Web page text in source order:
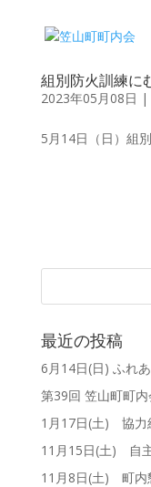
組別防火訓練に
2023年05月08日 |
5月14日（日）組
最近の投稿
6月14日(日) ふれ
第39回 笠山町町
1月17日(土) 協力
11月15日(土) 自
11月8日(土) 町内